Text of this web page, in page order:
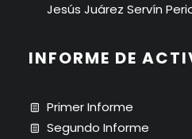
Jesús Juárez Servín
INFORME DE
Primer Informe
Segundo Informe